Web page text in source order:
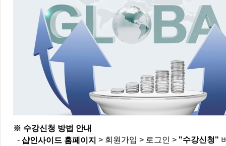
※ 수강신청 방법 안내
- 샵인사이드 홈페이지 > 회원가입 > 로그인 > "수강신청"